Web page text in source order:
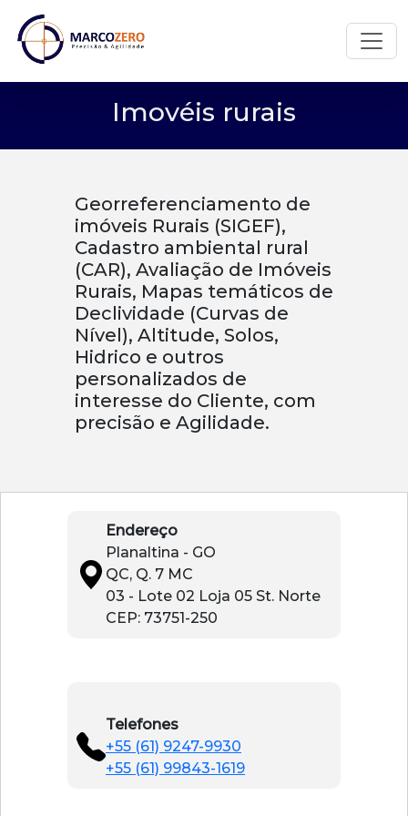
Imovéis rurais
Georreferenciamento de
imóveis Rurais (SIGEF),
Cadastro ambiental rural
(CAR), Avaliação de Imóveis
Rurais, Mapas temáticos de
Declividade (Curvas de
Nível), Altitude, Solos,
Hidrico e outros
personalizados de
interesse do Cliente, com
precisão e Agilidade.
Endereço
Planaltina - GO
QC, Q. 7 MC
03 - Lote 02 Loja 05 St. Norte
CEP: 73751-250
Telefones
+55 (61) 9247-9930
+55 (61) 99843-1619